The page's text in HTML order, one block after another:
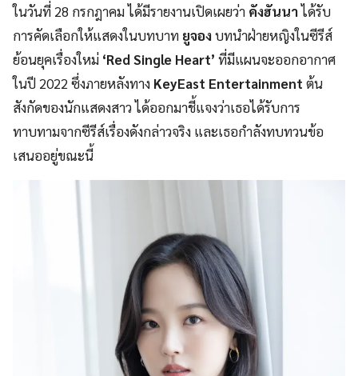
ในวันที่ 28 กรกฎาคม ได้มีรายงานเปิดเผยว่า คังฮันนาได้รับ
การคัดเลือกให้แสดงในบทบาท ยูจองบทนำฝ่ายหญิงในซีรีส์
ย้อนยุคเรื่องใหม่ ‘Red Single Heart’ ที่มีแผนจะออกอากาศ
ในปี 2022 ซึ่งภายหลังทาง KeyEast Entertainment ต้น
สังกัดของนักแสดงสาว ได้ออกมาชี้แจงว่าเธอได้รับการ
ทาบทามจากซีรีส์เรื่องดังกล่าวจริง และเธอกำลังทบทวนข้อ
เสนออยู่ขณะนี้